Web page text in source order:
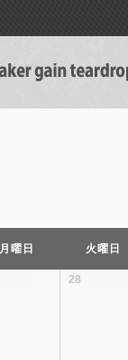
月曜日 火曜日
28